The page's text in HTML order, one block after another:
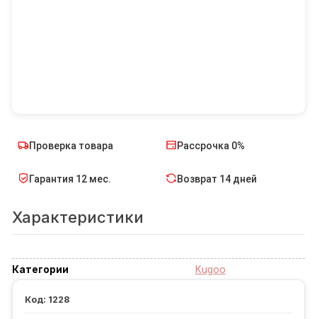
Проверка товара Рассрочка 0%
Гарантия 12 мес. Возврат 14 дней
Характеристики
Категории Kugoo
1228